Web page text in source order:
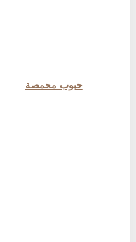
حبوب محمصة